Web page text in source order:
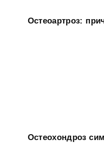
Остеоартроз:
Остеохондроз